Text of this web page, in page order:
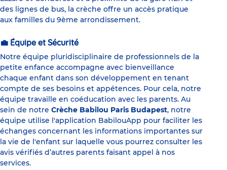
des lignes de bus, la crèche offre un accès pratique
aux familles du 9ème arrondissement.
💼 Équipe et Sécurité
Notre équipe pluridisciplinaire de professionnels de la
petite enfance accompagne avec bienveillance
chaque enfant dans son développement en tenant
compte de ses besoins et appétences. Pour cela, notre
équipe travaille en coéducation avec les parents. Au
sein de notre Crèche Babilou Paris Budapest, notre
équipe utilise l'application BabilouApp pour faciliter les
échanges concernant les informations importantes sur
la vie de l'enfant sur laquelle vous pourrez consulter les
avis vérifiés d’autres parents faisant appel à nos
services.